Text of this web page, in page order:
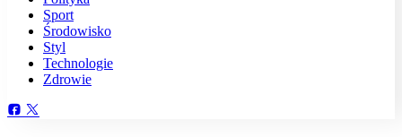
Sport
Środowisko
Styl
Technologie
Zdrowie